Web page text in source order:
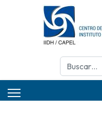
Buscar